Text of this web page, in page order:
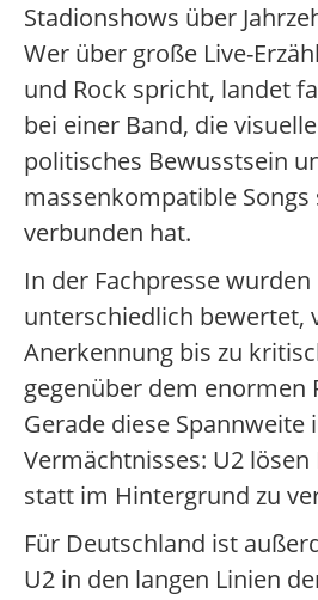
Stadionshows über
Wer über große Live-
und Rock spricht, landet
bei einer Band, die
politisches Bewusstsein
massenkompatible
verbunden hat.
In der Fachpresse
unterschiedlich bewertet,
Anerkennung bis zu
gegenüber dem enormen
Gerade diese Spannweite
Vermächtnisses: U2 lösen
statt im Hintergrund zu
Für Deutschland ist
U2 in den langen Linien